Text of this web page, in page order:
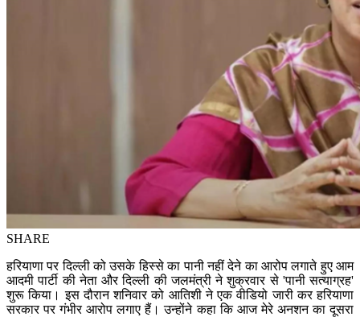
SHARE
हरियाणा पर दिल्ली को उसके हिस्से का पानी नहीं देने का आरोप लगाते हुए आम
आदमी पार्टी की नेता और दिल्ली की जलमंत्री ने शुक्रवार से 'पानी सत्याग्रह'
शुरू किया। इस दौरान शनिवार को आतिशी ने एक वीडियो जारी कर हरियाणा
सरकार पर गंभीर आरोप लगाए हैं। उन्होंने कहा कि आज मेरे अनशन का दूसरा